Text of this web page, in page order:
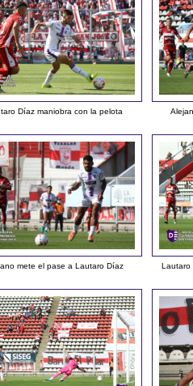
Díaz maniobra con la pelota
mete el pase a Lautaro Díaz Lautaro